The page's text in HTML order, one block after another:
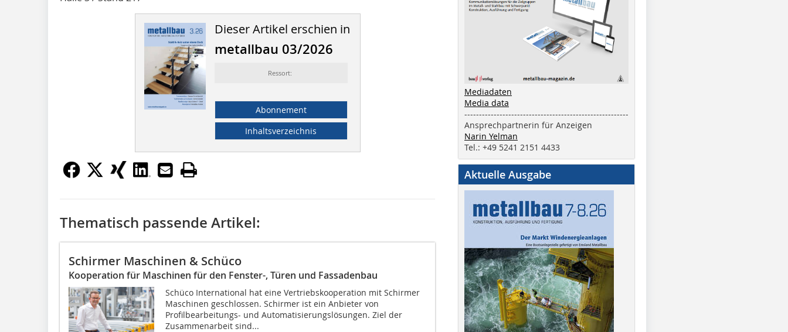
Dieser Artikel erschien in
metallbau 03/2026
Ressort:
Abonnement
Inhaltsverzeichnis
Thematisch passende Artikel:
Schirmer Maschinen & Schüco
Kooperation für Maschinen für den Fenster-, Türen und Fassadenbau
Schüco International hat eine Vertriebskooperation mit Schirmer
Maschinen geschlossen. Schirmer ist ein Anbieter von
Profilbearbeitungs- und Automatisierungslösungen. Ziel der
Zusammenarbeit sind...
Mediadaten
Media data
--------------------------------------------------------
Ansprechpartnerin für Anzeigen
Narin Yelman
Tel.: +49 5241 2151 4433
Aktuelle Ausgabe